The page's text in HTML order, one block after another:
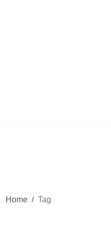
Home / Tag